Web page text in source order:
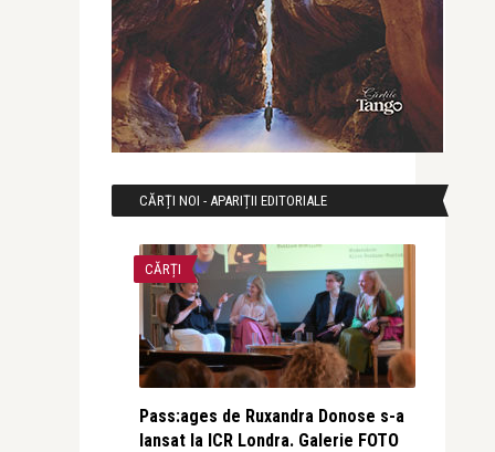
CĂRȚI NOI - APARIȚII EDITORIALE
CĂRȚI
Pass:ages de Ruxandra Donose s-a
lansat la ICR Londra. Galerie FOTO